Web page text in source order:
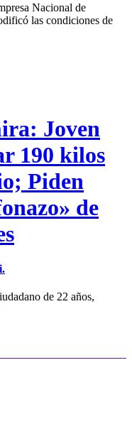
Nacional de
las condiciones de
Joven
190 kilos
Piden
de
de 22 años,